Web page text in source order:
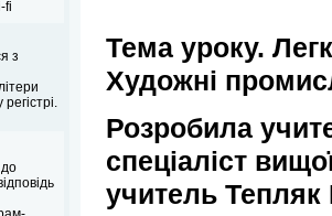
Тема уроку.
Художні
Розробила
спеціаліст
учитель Тепляк